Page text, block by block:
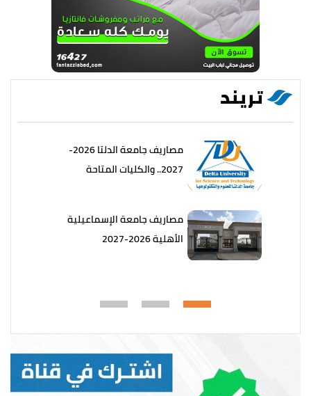
تريند
مصاريف جامعة الدلتا 2026-
2027.. والكليات المتاحة
مصاريف جامعة الإسماعيلية
الأهلية 2026-2027